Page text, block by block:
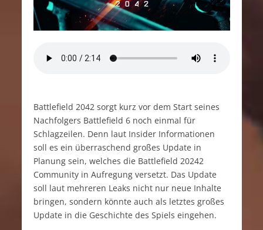
Battlefield 2042 sorgt kurz vor dem Start seines
Nachfolgers Battlefield 6 noch einmal für
Schlagzeilen. Denn laut Insider Informationen
soll es ein überraschend großes Update in
Planung sein, welches die Battlefield 20242
Community in Aufregung versetzt. Das Update
soll laut mehreren Leaks nicht nur neue Inhalte
bringen, sondern könnte auch als letztes großes
Update in die Geschichte des Spiels eingehen.